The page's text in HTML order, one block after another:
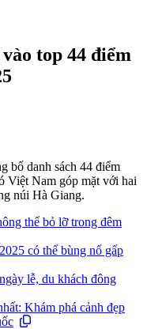
top 44 điểm
bố danh sách 44 điểm
Việt Nam góp mặt với hai
núi Hà Giang.
thể bỏ lỡ trong đêm
có thể bùng nổ gấp
lễ, du khách đông
Khám phá cảnh đẹp